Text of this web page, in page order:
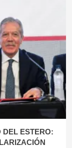
DEL ESTERO: